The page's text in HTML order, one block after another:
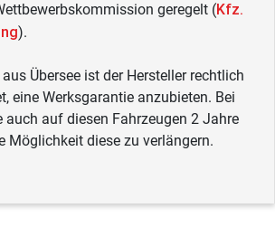
geregelt (Kfz.
).
Übersee ist der Hersteller rechtlich
eine Werksgarantie anzubieten. Bei
auch auf diesen Fahrzeugen 2 Jahre
Möglichkeit diese zu verlängern.